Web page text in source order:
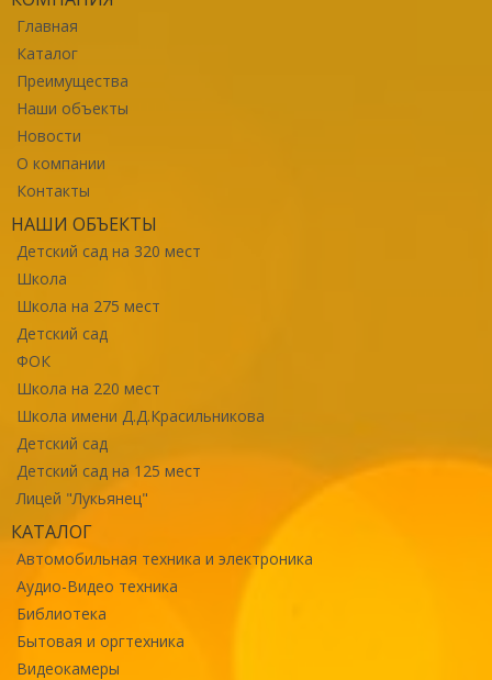
Главная
Каталог
Преимущества
Наши объекты
Новости
О компании
Контакты
НАШИ ОБЪЕКТЫ
Детский сад на 320 мест
Школа
Школа на 275 мест
Детский сад
ФОК
Школа на 220 мест
Школа имени Д.Д.Красильникова
Детский сад
Детский сад на 125 мест
Лицей "Лукьянец"
КАТАЛОГ
Автомобильная техника и электроника
Аудио-Видео техника
Библиотека
Бытовая и оргтехника
Видеокамеры